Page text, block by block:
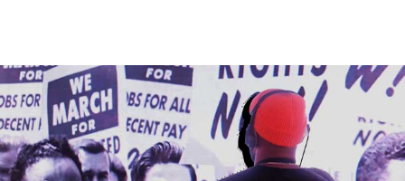
Vai
al
contenuto
Sostieni
App